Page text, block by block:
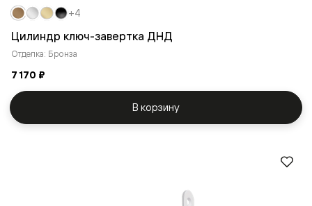
Цилиндр ключ-завертка ДНД
Отделка: Бронза
7 170 ₽
+4
В корзину